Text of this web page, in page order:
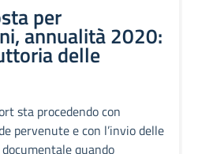
per
annualità 2020:
delle
sta procedendo con
pervenute e con l’invio delle
quando